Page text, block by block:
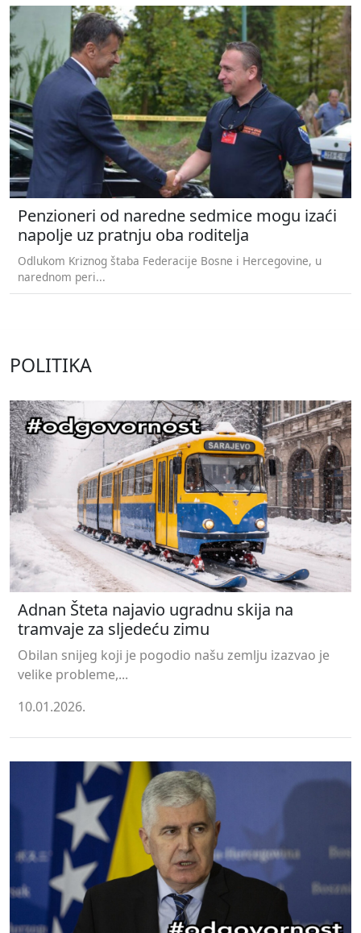
Penzioneri od naredne sedmice mogu izaći
napolje uz pratnju oba roditelja
Odlukom Kriznog štaba Federacije Bosne i Hercegovine, u
narednom peri...
POLITIKA
Adnan Šteta najavio ugradnu skija na
tramvaje za sljedeću zimu
Obilan snijeg koji je pogodio našu zemlju izazvao je
velike probleme,...
10.01.2026.